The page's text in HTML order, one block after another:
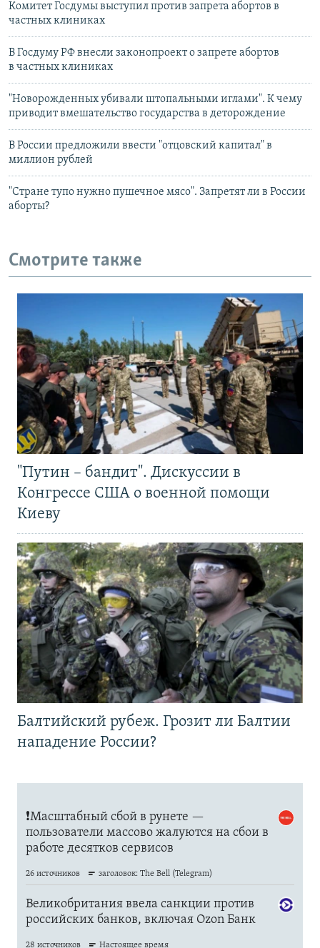
Комитет Госдумы выступил против запрета абортов в
частных клиниках
В Госдуму РФ внесли законопроект о запрете абортов
в частных клиниках
"Новорожденных убивали штопальными иглами". К чему
приводит вмешательство государства в деторождение
В России предложили ввести "отцовский капитал" в
миллион рублей
"Стране тупо нужно пушечное мясо". Запретят ли в России
аборты?
Смотрите также
"Путин – бандит". Дискуссии в
Конгрессе США о военной помощи
Киеву
Балтийский рубеж. Грозит ли Балтии
нападение России?